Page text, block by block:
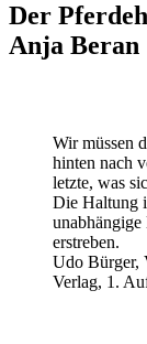
Der
Anja Beran
Wir müssen
hinten nach
letzte, was
Die Haltung
unabhängige
erstreben.
Udo Bürger,
Verlag, 1.